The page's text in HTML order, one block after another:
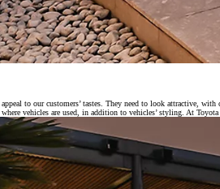
to our customers’ tastes. They need to look attractive,
vehicles are used, in addition to vehicles’ styling. At